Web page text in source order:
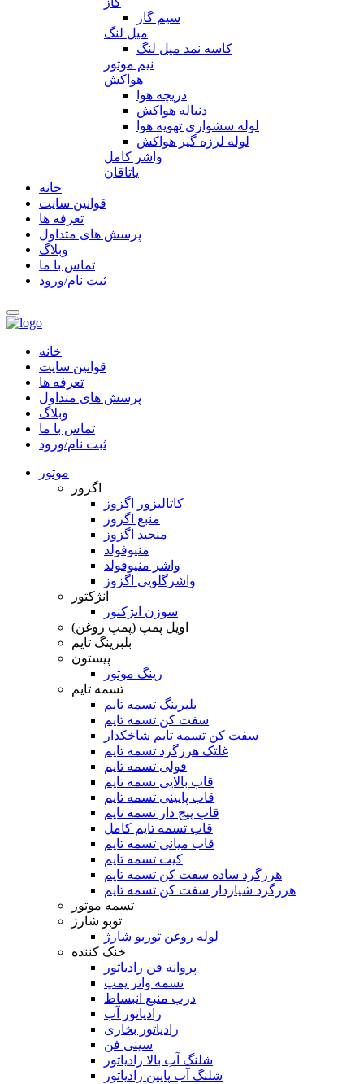
سیم گاز
میل لنگ
کاسه نمد میل لنگ
نیم موتور
هواکش
دریچه هوا
دنباله هواکش
لوله سشواری تهویه هوا
لوله لرزه گیر هواکش
واشر کامل
یاتاقان
خانه
قوانین سایت
تعرفه ها
پرسش های متداول
وبلاگ
تماس با ما
ثبت نام/ورود
خانه
قوانین سایت
تعرفه ها
پرسش های متداول
وبلاگ
تماس با ما
ثبت نام/ورود
موتور
اگزوز
کاتالیزور اگزوز
منبع اگزوز
منجید اگزوز
منیوفولد
واشر منیوفولد
واشرگلویی اگزوز
انژکتور
سوزن انژکتور
اویل پمپ (پمپ روغن)
بلبرینگ تایم
پیستون
رینگ موتور
تسمه تایم
بلبرینگ تسمه تایم
سفت کن تسمه تایم
سفت کن تسمه تایم شاخکدار
غلتک هرزگرد تسمه تایم
فولی تسمه تایم
قاب بالایی تسمه تایم
قاب پایینی تسمه تایم
قاب پیج دار تسمه تایم
قاب تسمه تایم کامل
قاب میانی تسمه تایم
کیت تسمه تایم
هرزگرد ساده سفت کن تسمه تایم
هرزگرد شیاردار سفت کن تسمه تایم
تسمه موتور
توبو شارژ
لوله روغن توربو شارژ
خنک کننده
پروانه فن رادیاتور
تسمه واتر پمپ
درب منبع انبساط
رادیاتور آب
رادیاتور بخاری
سینی فن
شلنگ آب بالا رادیاتور
شلنگ آب پایین رادیاتور